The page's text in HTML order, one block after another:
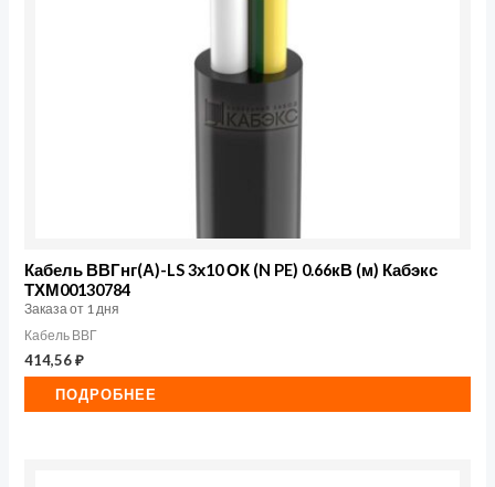
Кабель ВВГнг(А)-LS 3х10 ОК (N PE) 0.66кВ (м) Кабэкс
ТХМ00130784
Заказа от 1 дня
Кабель ВВГ
414,56₽
ПОДРОБНЕЕ